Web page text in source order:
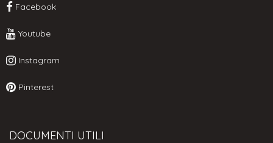
Facebook
Youtube
Instagram
Pinterest
DOCUMENTI UTILI